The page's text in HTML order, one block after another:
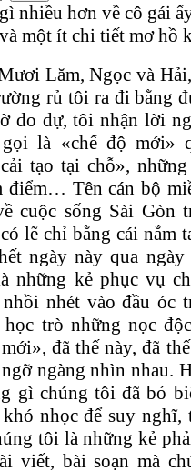
nhiều hơn về cô gái
một ít chi tiết mơ hồ
Lăm, Ngọc và
rủ tôi ra đi bằng
do dự, tôi nhận lời
là «chế độ mới»
tạo tại chỗ»,
điểm… Tên cán bộ
cuộc sống Sài Gòn
lẽ chỉ bằng cái nắm
ngày này qua ngày
những kẻ phục vụ
nhét vào đầu óc
học trò những nọc
đã thế này, đã
ngàng nhìn nhau.
gì chúng tôi đã bỏ
nhọc để suy
tôi là những kẻ
viết, bài soạn mà